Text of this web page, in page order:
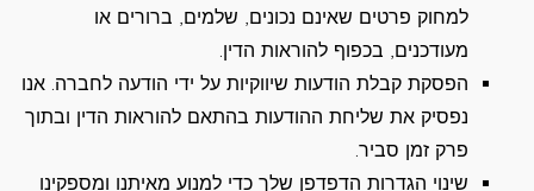
למחוק פרטים שאינם נכונים, שלמים, ברורים או
מעודכנים, בכפוף להוראות הדין.
הפסקת קבלת הודעות שיווקיות על ידי הודעה לחברה. אנו
נפסיק את שליחת ההודעות בהתאם להוראות הדין ובתוך
פרק זמן סביר.
שינוי הגדרות הדפדפן שלך כדי למנוע מאיתנו ומספקינו